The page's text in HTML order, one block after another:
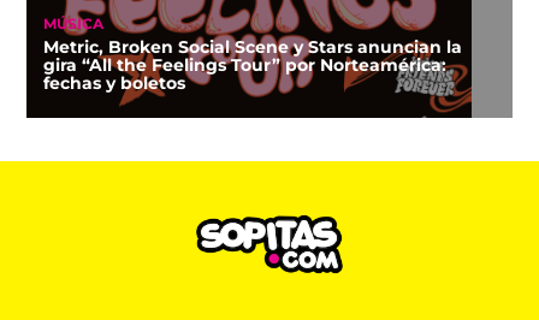
MÚSICA
Metric, Broken Social Scene y Stars anuncian la
gira “All the Feelings Tour” por Norteamérica:
fechas y boletos